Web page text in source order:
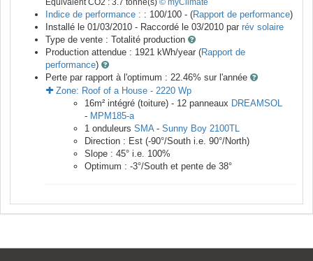
Equivalent CO2 : 3.7 tonne(s) © myClimate
Indice de performance : : 100/100 - (Rapport de performance)
Installé le 01/03/2010 - Raccordé le 03/2010 par rév solaire
Type de vente : Totalité production
Production attendue : 1921 kWh/year (Rapport de
performance)
Perte par rapport à l'optimum : 22.46% sur l'année
Zone: Roof of a House - 2220 Wp
16m² intégré (toiture) - 12 panneaux DREAMSOL
- MPM185-a
1 onduleurs SMA- Sunny Boy 2100TL
Direction : Est (-90°/South i.e. 90°/North)
Slope : 45° i.e. 100%
Optimum : -3°/South et pente de 38°